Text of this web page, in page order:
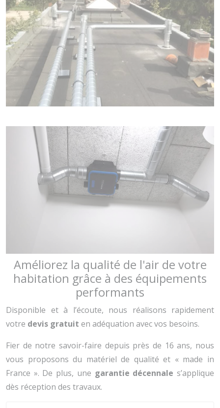
Améliorez la qualité de l'air de votre
habitation grâce à des équipements
performants
Disponible et à l’écoute, nous réalisons rapidement
votre devis gratuit en adéquation avec vos besoins.
Fier de notre savoir-faire depuis près de 16 ans, nous
vous proposons du matériel de qualité et « made in
France ». De plus, une garantie décennale s’applique
dès réception des travaux.